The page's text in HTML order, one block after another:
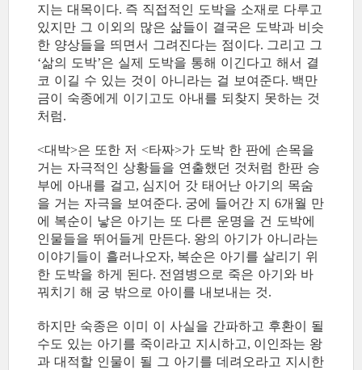
지는 대목이다. 즉 직접적인 도박을 소재로 다루고
있지만 그 이외의 많은 삶들이 결국은 도박과 비슷
한 양상들을 띄면서 그려진다는 점이다. 그리고 그
‘삶의 도박’은 실제 도박을 통해 이긴다고 해서 결
코 이길 수 있는 것이 아니라는 걸 보여준다. 백만
금이 숙종에게 이기고도 아내를 되찾지 못하는 것
처럼.
<대박>은 또한 저 <타짜>가 도박 한 판에 손목을
거는 자극적인 상황들을 연출했던 것처럼 한판 승
부에 아내를 걸고, 심지어 갓 태어난 아기의 목숨
을 거는 자극을 보여준다. 궁에 들어간 지 6개월 만
에 복순이 낳은 아기는 또 다른 운명을 건 도박에
인물들을 뛰어들게 만든다. 왕의 아기가 아니라는
이야기들이 흘러나오자, 복순은 아기를 살리기 위
한 도박을 하게 된다. 전염병으로 죽은 아기와 바
꿔치기 해 궁 밖으로 아이를 내보내는 것.
하지만 숙종은 이미 이 사실을 간파하고 후환이 될
수도 있는 아기를 죽이라고 지시하고, 이인좌는 왕
과 대적할 인물이 될 그 아기를 데려오라고 지시한